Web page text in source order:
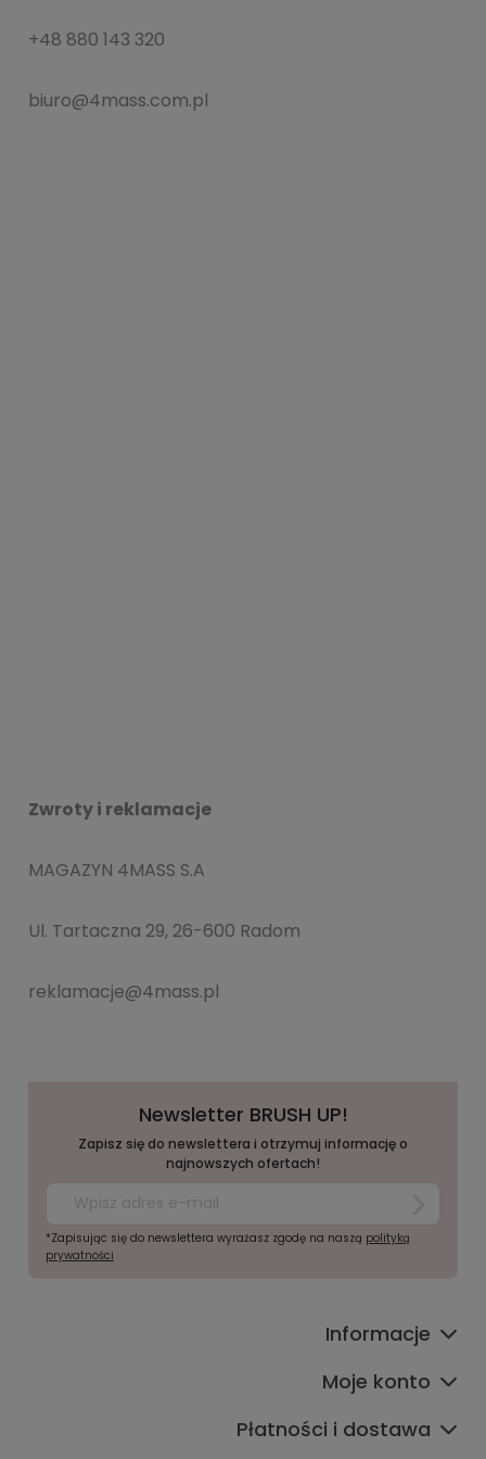
+48 880 143 320
biuro@4mass.com.pl
Zwroty i reklamacje
MAGAZYN 4MASS S.A
Ul. Tartaczna 29, 26-600 Radom
reklamacje@4mass.pl
Newsletter BRUSH UP!
Zapisz się do newslettera i otrzymuj informację o
najnowszych ofertach!
*Zapisując się do newslettera wyrażasz zgodę na naszą polityką
prywatności
Informacje
Moje konto
Płatności i dostawa